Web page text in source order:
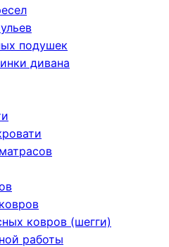
подушек
дивана
ковров (шегги)
работы